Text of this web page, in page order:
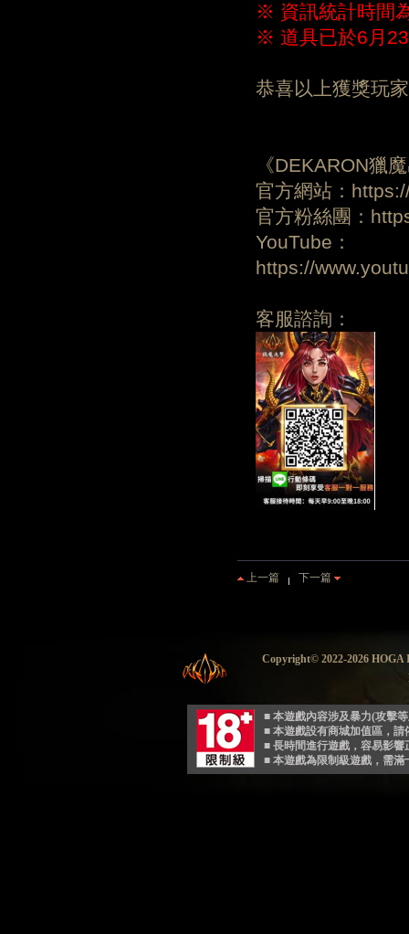
※ 資訊統計時間
※ 道具已於6月
恭喜以上獲獎玩
《DEKARON獵
官方網站：
官方粉絲團：
YouTube：
https://
客服諮詢：
上一篇 下一篇
Copyright© 2022-2026
■ 本遊戲內容涉及暴力(攻擊
■ 本遊戲設有商城加值區，
■ 長時間進行遊戲，容易影
■ 本遊戲為限制級遊戲，需